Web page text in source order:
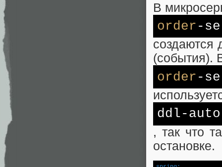
В
order -
создаются
(события).
order -
ddl-
, так что
остановке.